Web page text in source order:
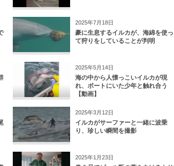
2025年7月18日
豪に生息するイルカが、海綿を使っ
て狩りをしていることが判明
2025年5月14日
海の中から人懐っこいイルカが現
れ、ボートにいた少年と触れ合う
【動画】
2025年3月12日
イルカがサーファーと一緒に波乗
り、珍しい瞬間を撮影
2025年1月23日